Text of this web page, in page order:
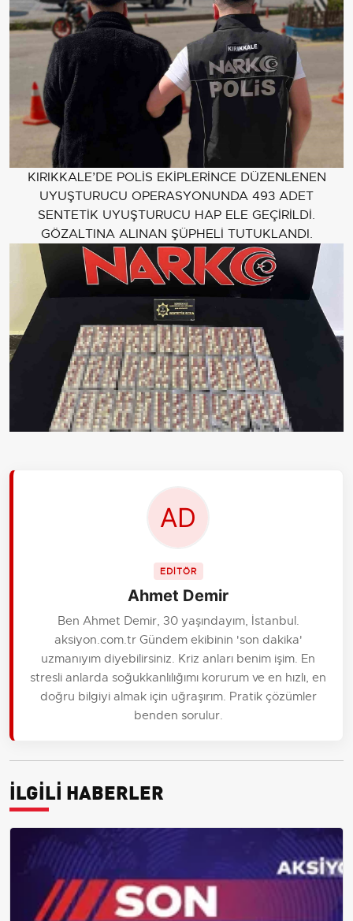
KIRIKKALE’DE POLİS EKİPLERİNCE DÜZENLENEN
UYUŞTURUCU OPERASYONUNDA 493 ADET
SENTETİK UYUŞTURUCU HAP ELE GEÇİRİLDİ.
GÖZALTINA ALINAN ŞÜPHELİ TUTUKLANDI.
EDİTÖR
Ahmet Demir
Ben Ahmet Demir, 30 yaşındayım, İstanbul.
aksiyon.com.tr Gündem ekibinin 'son dakika'
uzmanıyım diyebilirsiniz. Kriz anları benim işim. En
stresli anlarda soğukkanlılığımı korurum ve en hızlı, en
doğru bilgiyi almak için uğraşırım. Pratik çözümler
benden sorulur.
İLGİLİ HABERLER